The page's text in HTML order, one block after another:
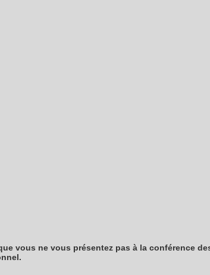
vous ne vous présentez pas à la conférence